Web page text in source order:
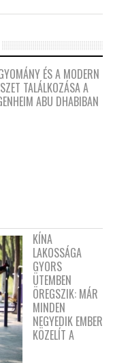
ÉS A MODERN
TALÁLKOZÁSA A
ABU DHABIBAN
KÍNA
LAKOSSÁGA
GYORS
ÜTEMBEN
ÖREGSZIK: MÁR
MINDEN
NEGYEDIK EMBER
KÖZELÍT A